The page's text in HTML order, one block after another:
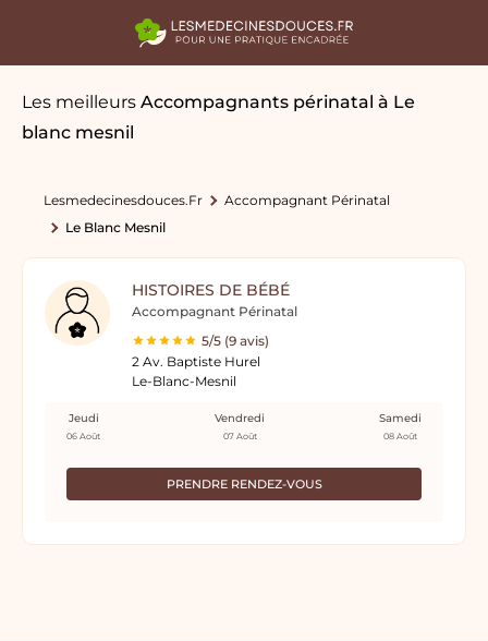
Les meilleurs Accompagnants périnatal à Le
blanc mesnil
Lesmedecinesdouces.fr
Accompagnant Périnatal
Le Blanc Mesnil
HISTOIRES DE BÉBÉ
Accompagnant Périnatal
5/5 (9 avis)
2 Av. Baptiste Hurel
Le-Blanc-Mesnil
PRENDRE RENDEZ-VOUS
Jeudi
06 Août
Vendredi
07 Août
Samedi
08 Août